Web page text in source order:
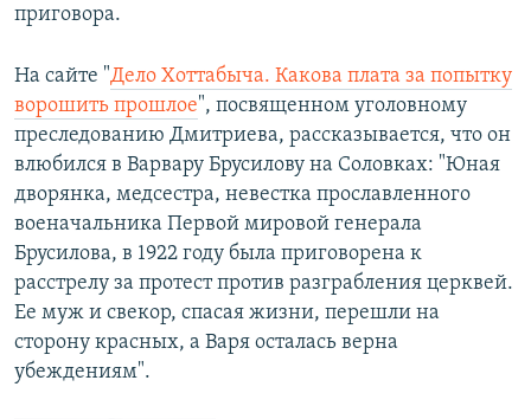
приговора.
На сайте "Дело Хоттабыча. Какова плата за попытку
ворошить прошлое", посвященном уголовному
преследованию Дмитриева, рассказывается, что он
влюбился в Варвару Брусилову на Соловках: "Юная
дворянка, медсестра, невестка прославленного
военачальника Первой мировой генерала
Брусилова, в 1922 году была приговорена к
расстрелу за протест против разграбления церквей.
Ее муж и свекор, спасая жизни, перешли на
сторону красных, а Варя осталась верна
убеждениям".